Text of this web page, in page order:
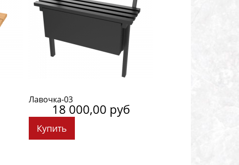
Лавочка-03
18 000,00 руб
Купить